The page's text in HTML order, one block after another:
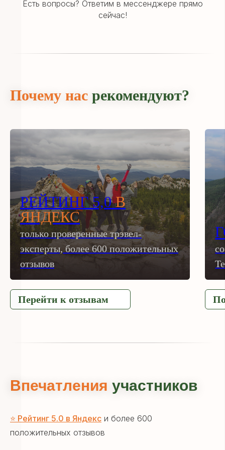
бронировании комбо-туров!
+7
Есть вопросы? Ответим в мессенджере прямо
сейчас!
Почему нас рекомендуют?
РЕЙТИНГ 5,0В
ЯНДЕКС
только проверенные трэвел-
эксперты, более 600 положительных
отзывов
Перейти к отзывам
Впечатления участников
⭐ Рейтинг 5.0 в Яндекс и более 600
положительных отзывов
Мы в социальных сетях
телеграм-канале